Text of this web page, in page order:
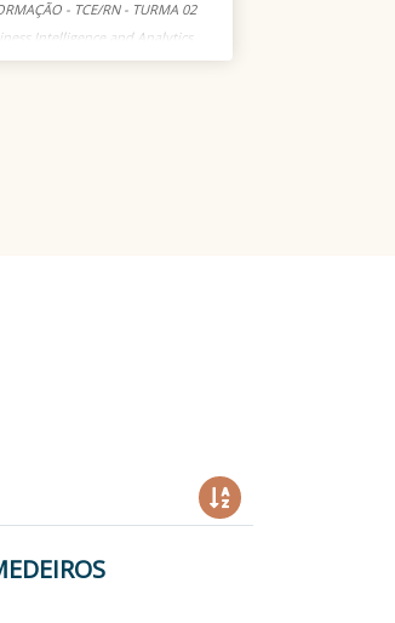
- TCE/RN - TURMA 02
Intelligence and Analytics